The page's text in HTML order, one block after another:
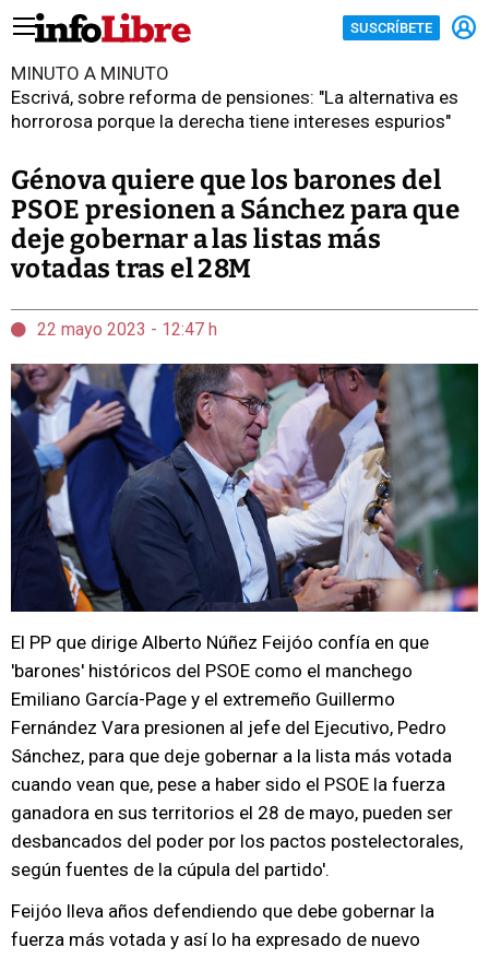
SUSCRÍBETE
MINUTO A MINUTO
Escrivá, sobre reforma de pensiones: "La alternativa es
horrorosa porque la derecha tiene intereses espurios"
Génova quiere que los barones del
PSOE presionen a Sánchez para que
deje gobernar a las listas más
votadas tras el 28M
22 mayo 2023 - 12:47 h
El PP que dirige Alberto Núñez Feijóo confía en que
'barones' históricos del PSOE como el manchego
Emiliano García-Page y el extremeño Guillermo
Fernández Vara presionen al jefe del Ejecutivo, Pedro
Sánchez, para que deje gobernar a la lista más votada
cuando vean que, pese a haber sido el PSOE la fuerza
ganadora en sus territorios el 28 de mayo, pueden ser
desbancados del poder por los pactos postelectorales,
según fuentes de la cúpula del partido'.
Feijóo lleva años defendiendo que debe gobernar la
fuerza más votada y así lo ha expresado de nuevo